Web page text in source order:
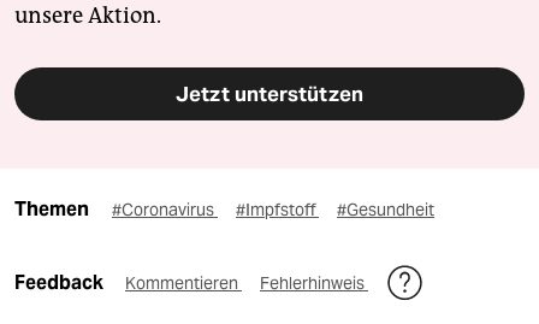
unsere Aktion.
Jetzt unterstützen
Themen #Coronavirus #Impfstoff #Gesundheit
Feedback Kommentieren Fehlerhinweis